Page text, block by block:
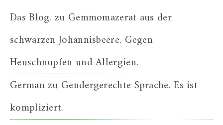
Das Blog. zu Gemmomazerat aus der
schwarzen Johannisbeere. Gegen
Heuschnupfen und Allergien.
Germanzu Gendergerechte Sprache. Es ist
kompliziert.